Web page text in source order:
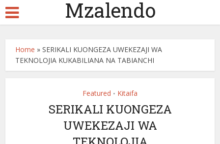
Mzalendo
Home »SERIKALI KUONGEZA UWEKEZAJI WA
TEKNOLOJIA KUKABILIANA NA TABIANCHI
Featured • Kitaifa
SERIKALI KUONGEZA
UWEKEZAJI WA